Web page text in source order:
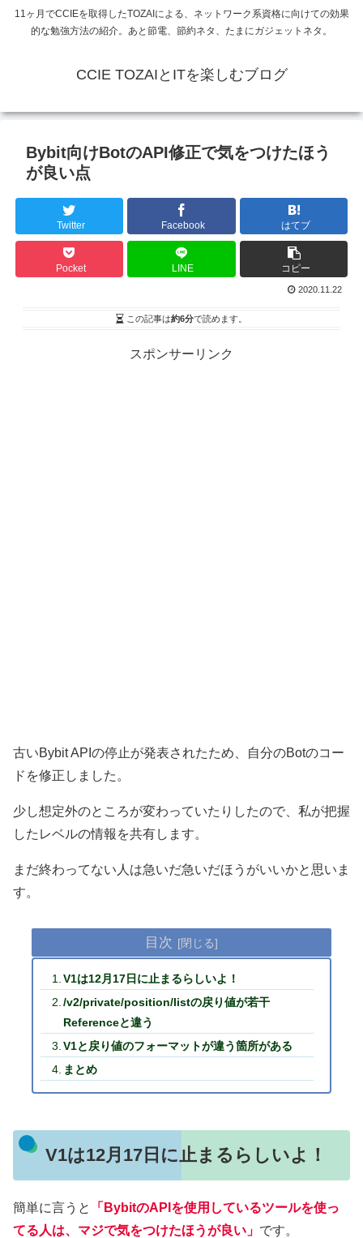
11ヶ月でCCIEを取得したTOZAIによる、ネットワーク系資格に向けての効果
的な勉強方法の紹介。あと節電、節約ネタ、たまにガジェットネタ。
CCIE TOZAIとITを楽しむブログ
Bybit向けBotのAPI修正で気をつけたほう
が良い点
Twitter Facebook はてブ
Pocket LINE コピー
2020.11.22
この記事は約6分で読めます。
スポンサーリンク
古いBybit APIの停止が発表されたため、自分のBotのコー
ドを修正しました。
少し想定外のところが変わっていたりしたので、私が把握
したレベルの情報を共有します。
まだ終わってない人は急いだ急いだほうがいいかと思いま
す。
目次
V1は12月17日に止まるらしいよ！
/v2/private/position/listの戻り値が若干
Referenceと違う
V1と戻り値のフォーマットが違う箇所がある
まとめ
V1は12月17日に止まるらしいよ！
簡単に言うと
「BybitのAPIを使用しているツールを使っ
てる人は、マジで気をつけたほうが良い」 です。